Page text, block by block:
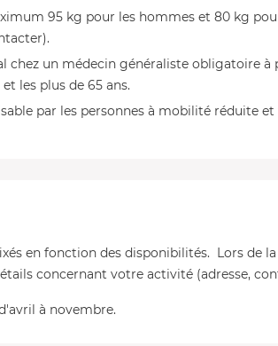
95 kg pour les hommes et 80 kg
chez un médecin généraliste obligatoire à
les plus de 65 ans.
par les personnes à mobilité réduite
en fonction des disponibilités. Lors de la
concernant votre activité (adresse,
à novembre.